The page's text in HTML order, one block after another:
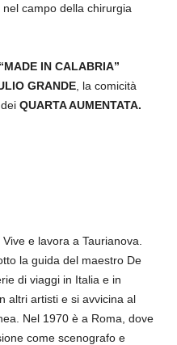
campo della chirurgia
“MADE IN CALABRIA”
GRANDE , la comicità
QUARTA AUMENTATA.
e lavora a Taurianova.
la guida del maestro De
di viaggi in Italia e in
altri artisti e si avvicina al
Nel 1970 è a Roma, dove
come scenografo e